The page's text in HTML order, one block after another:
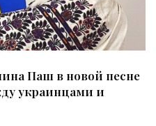
Паш в новой песне
украинцами и